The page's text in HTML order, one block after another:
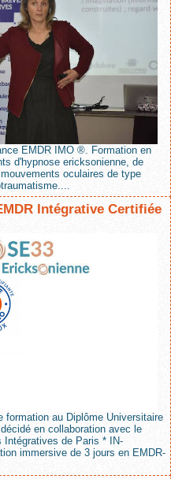
EMDR IMO ®. Formation en
d'hypnose ericksonienne, de
oculaires de type
Intégrative Certifiée
au Diplôme Universitaire
en collaboration avec le
Intégratives de Paris * IN-
immersive de 3 jours en EMDR-